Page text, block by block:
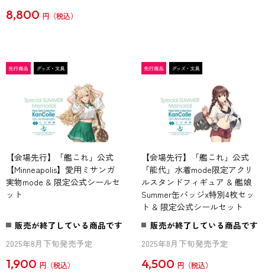
8,800 円
【会場先行】「艦これ」公式
【Minneapolis】愛用ミサンガ
実物mode & 限定公式シールセ
ット
販売が終了している商品です
2025年8月下旬発売予定
1,900 円
【会場先行】「艦これ」公式
「能代」水着mode限定アクリ
ルスタンドフィギュア & 艦娘
Summer缶バッジx特別4枚セッ
ト & 限定公式シールセット
販売が終了している商品です
2025年8月下旬発売予定
4,500 円